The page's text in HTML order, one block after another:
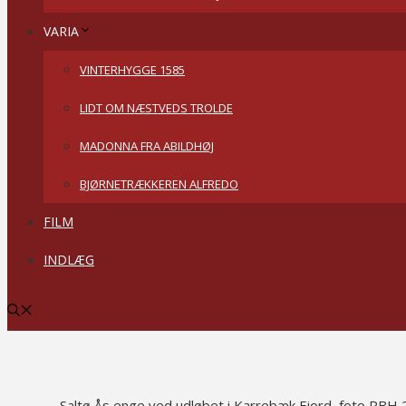
VARIA
VINTERHYGGE 1585
LIDT OM NÆSTVEDS TROLDE
MADONNA FRA ABILDHØJ
BJØRNETRÆKKEREN ALFREDO
FILM
INDLÆG